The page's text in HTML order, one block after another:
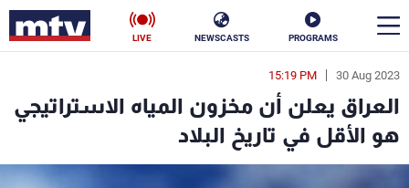
PROGRAMS
NEWSCASTS
LIVE
30 Aug 2023
15:19 PM
العراق يعلن أن مخزون المياه الاستراتيجي
هو الأقل في تاريخ البلاد
en
الأخبار
سياسة ناس